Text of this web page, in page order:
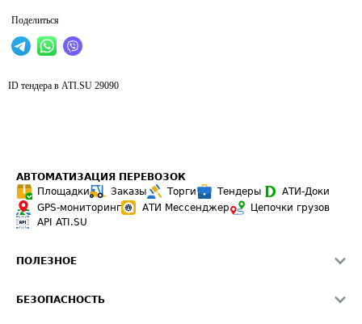
Поделиться
ID тендера в ATI.SU 29090
АВТОМАТИЗАЦИЯ ПЕРЕВОЗОК
Площадки
Заказы Торги Тендеры
АТИ-Доки
GPS-мониторинг
АТИ Мессенджер
Цепочки грузов
API ATI.SU
ПОЛЕЗНОЕ
БЕЗОПАСНОСТЬ